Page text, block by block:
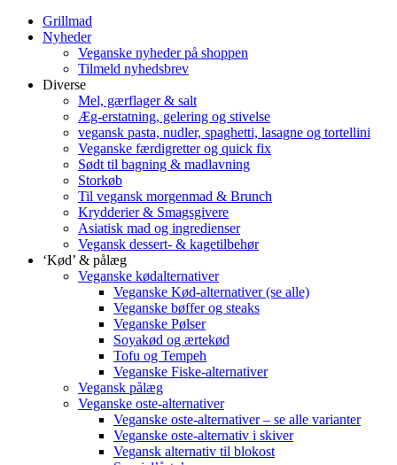
Grillmad
Nyheder
Veganske nyheder på shoppen
Tilmeld nyhedsbrev
Diverse
Mel, gærflager & salt
Æg-erstatning, gelering og stivelse
vegansk pasta, nudler, spaghetti, lasagne og tortellini
Veganske færdigretter og quick fix
Sødt til bagning & madlavning
Storkøb
Til vegansk morgenmad & Brunch
Krydderier & Smagsgivere
Asiatisk mad og ingredienser
Vegansk dessert- & kagetilbehør
‘Kød’ & pålæg
Veganske kødalternativer
Veganske Kød-alternativer (se alle)
Veganske bøffer og steaks
Veganske Pølser
Soyakød og ærtekød
Tofu og Tempeh
Veganske Fiske-alternativer
Vegansk pålæg
Veganske oste-alternativer
Veganske oste-alternativer – se alle varianter
Veganske oste-alternativ i skiver
Vegansk alternativ til blokost